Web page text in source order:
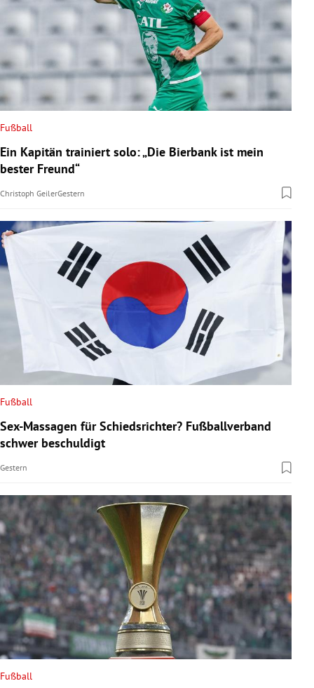
Fußball
Ein Kapitän trainiert solo: „Die Bierbank ist mein
bester Freund“
Christoph GeilerGestern
Fußball
Sex-Massagen für Schiedsrichter? Fußballverband
schwer beschuldigt
Gestern
Fußball